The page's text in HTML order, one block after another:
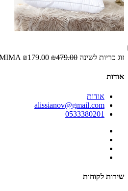
זוג כריות לשינה MIMA ₪179.00 ₪479.00
אודות
אודות
alissianov@gmail.com
0533380201
שירות לקוחות